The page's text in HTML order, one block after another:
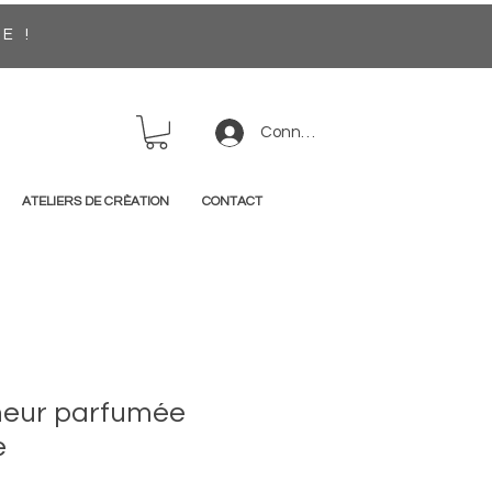
!
Connexion
ATELIERS DE CRÈATION CONTACT
parfumée